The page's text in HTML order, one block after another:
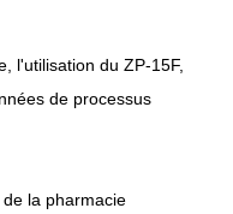
l'utilisation du ZP-15F,
de processus
la pharmacie